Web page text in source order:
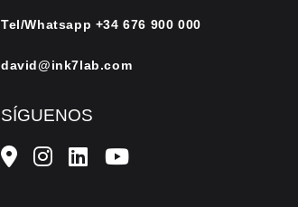
Tel/Whatsapp +34 676 900 000
david@ink7lab.com
SÍGUENOS